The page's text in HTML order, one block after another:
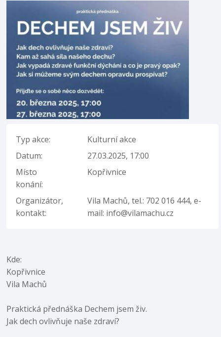
Typ akce:
Kulturní akce
Datum:
27.03.2025, 17:00
Místo
konání:
Kopřivnice
Organizátor,
kontakt:
Vila Machů, tel.: 702 016 444, e-
mail: info@vilamachu.cz
Kde:
Kopřivnice
Vila Machů
Praktická přednáška Dechem jsem živ.
Jak dech ovlivňuje naše zdraví?